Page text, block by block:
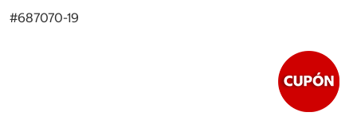
#687070-19